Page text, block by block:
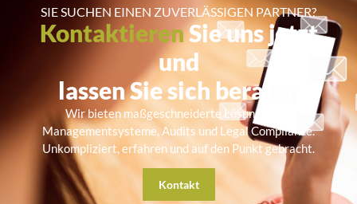
SIE SUCHEN EINEN ZUVERLÄSSIGEN PARTNER?
KontaktierenSie uns jetzt
und
lassen Sie sich beraten
Wir bieten maßgeschneiderte Lösungen für
Managementsysteme, Audits und Legal Compliance.
Unkompliziert, erfahren und auf den Punkt gebracht.
Kontakt